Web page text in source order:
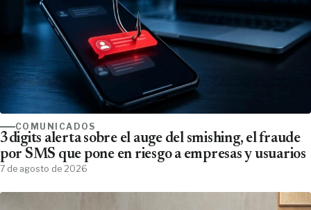
COMUNICADOS
3digits alerta sobre el auge del smishing, el fraude
por SMS que pone en riesgo a empresas y usuarios
7 de agosto de 2026